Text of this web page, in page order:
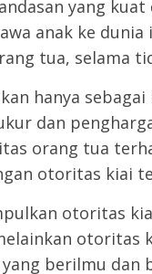
yang
anak ke
tua, selama
hanya
dan
orang tua
otoritas kiai
otoritas
berilmu